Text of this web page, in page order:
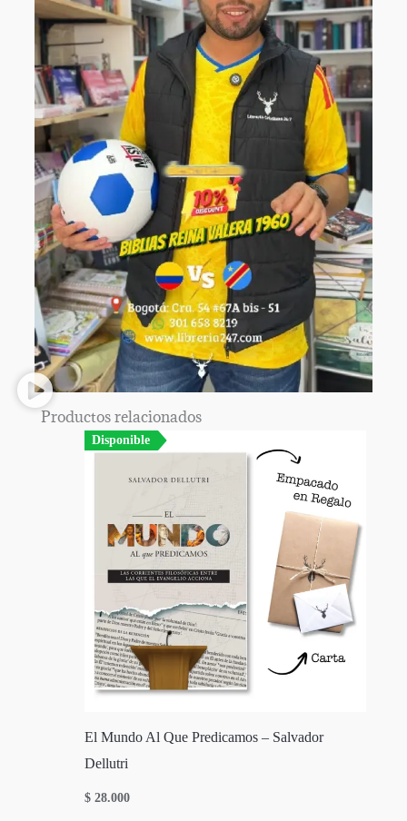
Productos relacionados
Disponible
El Mundo Al Que Predicamos – Salvador
Dellutri
$ 28.000